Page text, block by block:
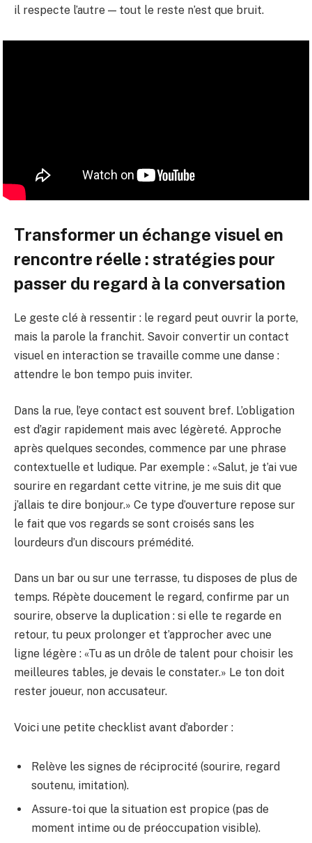
il respecte l’autre — tout le reste n’est que bruit.
Transformer un échange visuel en
rencontre réelle : stratégies pour
passer du regard à la conversation
Le geste clé à ressentir : le regard peut ouvrir la porte,
mais la parole la franchit. Savoir convertir un contact
visuel en interaction se travaille comme une danse :
attendre le bon tempo puis inviter.
Dans la rue, l’eye contact est souvent bref. L’obligation
est d’agir rapidement mais avec légèreté. Approche
après quelques secondes, commence par une phrase
contextuelle et ludique. Par exemple : «Salut, je t’ai vue
sourire en regardant cette vitrine, je me suis dit que
j’allais te dire bonjour.» Ce type d’ouverture repose sur
le fait que vos regards se sont croisés sans les
lourdeurs d’un discours prémédité.
Dans un bar ou sur une terrasse, tu disposes de plus de
temps. Répète doucement le regard, confirme par un
sourire, observe la duplication : si elle te regarde en
retour, tu peux prolonger et t’approcher avec une
ligne légère : «Tu as un drôle de talent pour choisir les
meilleures tables, je devais le constater.» Le ton doit
rester joueur, non accusateur.
Voici une petite checklist avant d’aborder :
Relève les signes de réciprocité (sourire, regard
soutenu, imitation).
Assure-toi que la situation est propice (pas de
moment intime ou de préoccupation visible).